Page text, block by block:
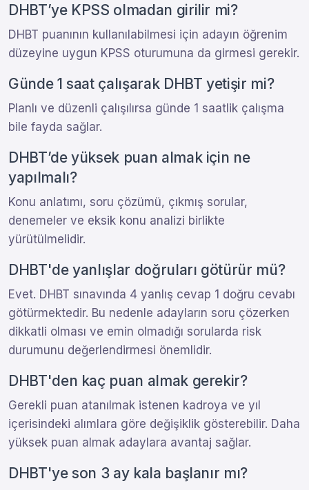
DHBT’ye KPSS olmadan girilir mi?
DHBT puanının kullanılabilmesi için adayın öğrenim
düzeyine uygun KPSS oturumuna da girmesi gerekir.
Günde 1 saat çalışarak DHBT yetişir mi?
Planlı ve düzenli çalışılırsa günde 1 saatlik çalışma
bile fayda sağlar.
DHBT’de yüksek puan almak için ne
yapılmalı?
Konu anlatımı, soru çözümü, çıkmış sorular,
denemeler ve eksik konu analizi birlikte
yürütülmelidir.
DHBT'de yanlışlar doğruları götürür mü?
Evet. DHBT sınavında 4 yanlış cevap 1 doğru cevabı
götürmektedir. Bu nedenle adayların soru çözerken
dikkatli olması ve emin olmadığı sorularda risk
durumunu değerlendirmesi önemlidir.
DHBT'den kaç puan almak gerekir?
Gerekli puan atanılmak istenen kadroya ve yıl
içerisindeki alımlara göre değişiklik gösterebilir. Daha
yüksek puan almak adaylara avantaj sağlar.
DHBT'ye son 3 ay kala başlanır mı?